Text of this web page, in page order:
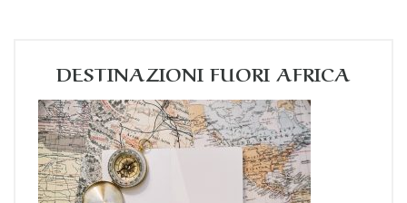
DESTINAZIONI FUORI AFRICA